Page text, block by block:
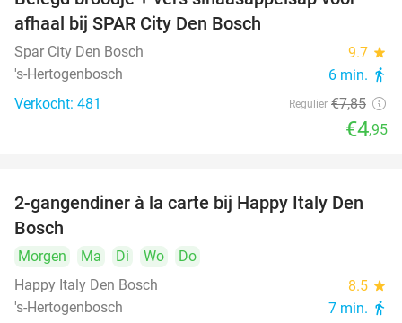
afhaal bij SPAR City Den Bosch
Spar City Den Bosch 9.7 star
's-Hertogenbosch 6 min. directions_walk
Verkocht: 481 Regulier €7,85
€4,95
35%
2-gangendiner à la carte bij Happy Italy Den
Bosch
Morgen Ma Di Wo
Do
Happy Italy Den Bosch
8.5 star
's-Hertogenbosch 7 min. directions_walk